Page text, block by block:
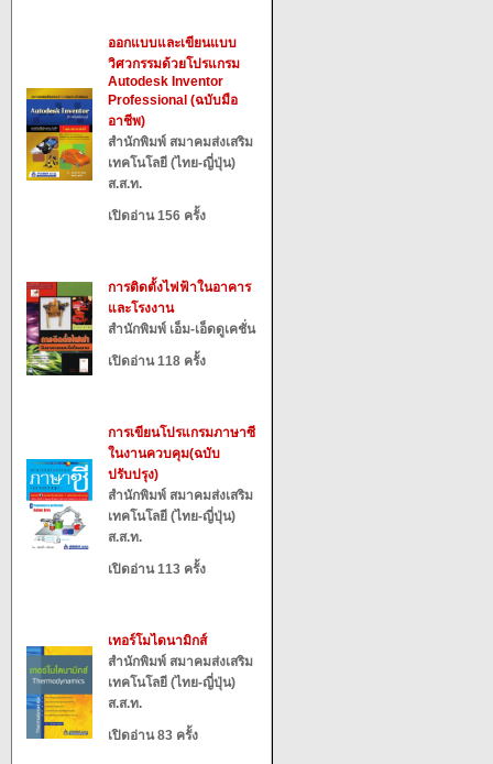
ออกแบบและเขียนแบบ
วิศวกรรมด้วยโปรแกรม
Autodesk Inventor
Professional (ฉบับมือ
อาชีพ)
สำนักพิมพ์ สมาคมส่งเสริม
เทคโนโลยี (ไทย-ญี่ปุ่น)
ส.ส.ท.
เปิดอ่าน 156 ครั้ง
การติดตั้งไฟฟ้าในอาคาร
และโรงงาน
สำนักพิมพ์ เอ็ม-เอ็ดดูเคชั่น
เปิดอ่าน 118 ครั้ง
การเขียนโปรแกรมภาษาซี
ในงานควบคุม(ฉบับ
ปรับปรุง)
สำนักพิมพ์ สมาคมส่งเสริม
เทคโนโลยี (ไทย-ญี่ปุ่น)
ส.ส.ท.
เปิดอ่าน 113 ครั้ง
เทอร์โมไดนามิกส์
สำนักพิมพ์ สมาคมส่งเสริม
เทคโนโลยี (ไทย-ญี่ปุ่น)
ส.ส.ท.
เปิดอ่าน 83 ครั้ง